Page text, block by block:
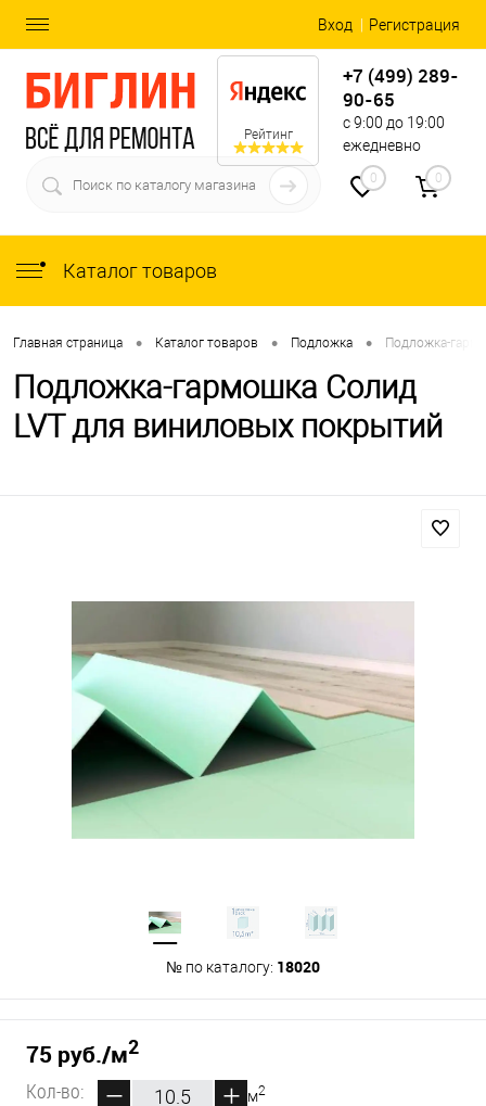
Вход Регистрация
Рейтинг
+7 (499) 289-
90-65
с 9:00 до 19:00
ежедневно
0 0
Каталог товаров
Главная страница • Каталог товаров • Подложка • Подложка-
Подложка-гармошка Солид
LVT для виниловых покрытий
№ по каталогу: 18020
75 руб./м2
Кол-во:
м2